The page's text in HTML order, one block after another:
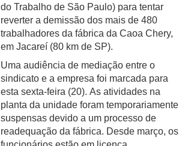
do Trabalho de São Paulo) para tentar
reverter a demissão dos mais de 480
trabalhadores da fábrica da Caoa Chery,
em Jacareí (80 km de SP).
Uma audiência de mediação entre o
sindicato e a empresa foi marcada para
esta sexta-feira (20). As atividades na
planta da unidade foram temporariamente
suspensas devido a um processo de
readequação da fábrica. Desde março, os